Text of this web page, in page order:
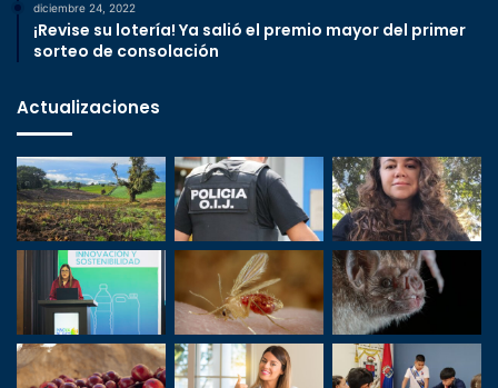
diciembre 24, 2022
¡Revise su lotería! Ya salió el premio mayor del primer
sorteo de consolación
Actualizaciones